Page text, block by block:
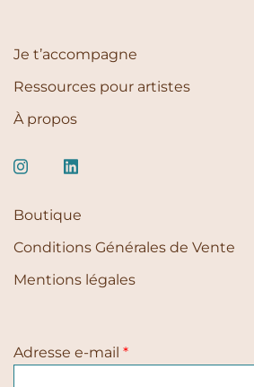
Je t’accompagne
Ressources pour artistes
À propos
Boutique
Conditions Générales de Vente
Mentions légales
Adresse e-mail *